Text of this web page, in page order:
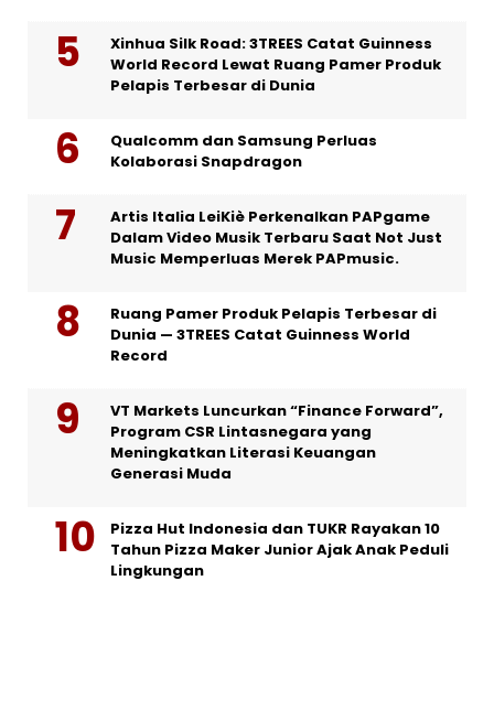
Xinhua Silk Road: 3TREES Catat Guinness
World Record Lewat Ruang Pamer Produk
Pelapis Terbesar di Dunia
Qualcomm dan Samsung Perluas
Kolaborasi Snapdragon
Artis Italia LeiKiè Perkenalkan PAPgame
Dalam Video Musik Terbaru Saat Not Just
Music Memperluas Merek PAPmusic.
Ruang Pamer Produk Pelapis Terbesar di
Dunia — 3TREES Catat Guinness World
Record
VT Markets Luncurkan “Finance Forward”,
Program CSR Lintasnegara yang
Meningkatkan Literasi Keuangan
Generasi Muda
Pizza Hut Indonesia dan TUKR Rayakan 10
Tahun Pizza Maker Junior Ajak Anak Peduli
Lingkungan